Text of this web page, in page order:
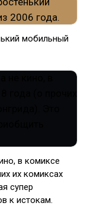
мобильный
в комиксе
их комиксах
супер
к истокам.